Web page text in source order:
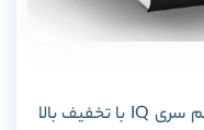
برای خرید کامل کتاب شیمی دوازدهم سری IQ با تخفیف بالا